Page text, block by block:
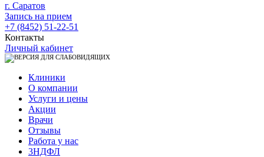
г. Саратов
Запись на прием
+7 (8452) 51-22-51
Контакты
Личный кабинет
Клиники
О компании
Услуги и цены
Акции
Врачи
Отзывы
Работа у нас
3НДФЛ